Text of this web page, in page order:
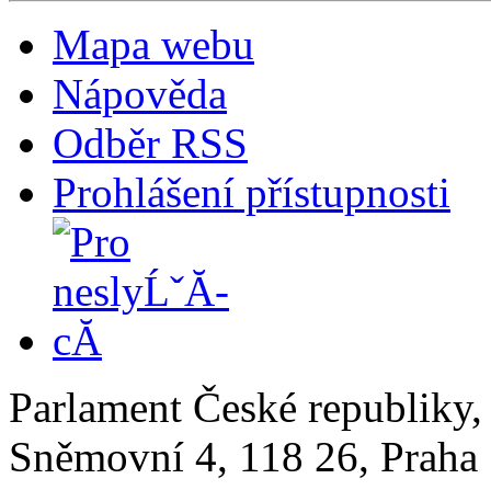
Mapa webu
Nápověda
Odběr RSS
Prohlášení přístupnosti
Parlament České
Sněmovní 4, 118 26,